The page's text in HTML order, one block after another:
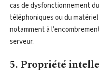
cas de dysfonctionnement
téléphoniques ou du
notamment à
serveur.
5. Propriété